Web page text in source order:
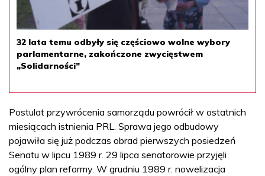
32 lata temu odbyły się częściowo wolne wybory
parlamentarne, zakończone zwycięstwem
„Solidarności”
Postulat przywrócenia samorządu powrócił w ostatnich
miesiącach istnienia PRL. Sprawa jego odbudowy
pojawiła się już podczas obrad pierwszych posiedzeń
Senatu w lipcu 1989 r. 29 lipca senatorowie przyjęli
ogólny plan reformy. W grudniu 1989 r. nowelizacja